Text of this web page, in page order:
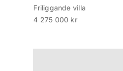
Friliggande villa
4 275 000 kr